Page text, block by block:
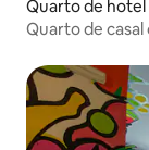
Quarto de hotel
Quarto de